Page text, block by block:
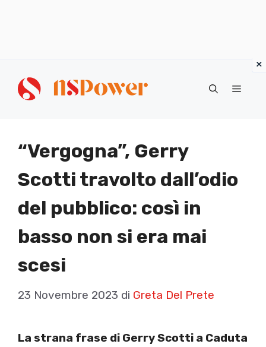
Menu
“Vergogna”, Gerry
Scotti travolto dall’odio
del pubblico: così in
basso non si era mai
scesi
23 Novembre 2023 di Greta Del Prete
La strana frase di Gerry Scotti a Caduta